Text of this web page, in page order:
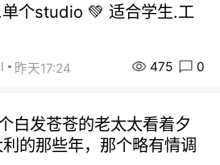
个studio 💚 适合学生.工
昨天17:24 475 0
白发苍苍的老太太看着夕
的那些年，那个略有情调